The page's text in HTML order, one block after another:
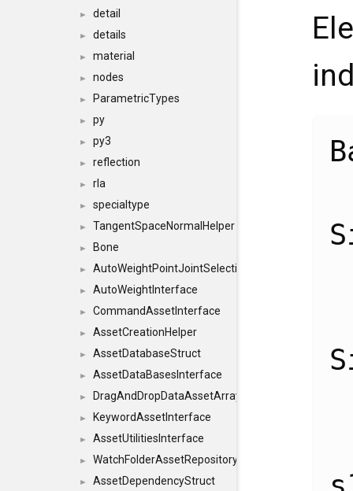
► detail
► details
► material
► nodes
► ParametricTypes
► py
► py3
► reflection
► rla
► specialtype
► TangentSpaceNormalHelper
► Bone
► AutoWeightPointJointSelections
► AutoWeightInterface
► CommandAssetInterface
► AssetCreationHelper
► AssetDatabaseStruct
► AssetDataBasesInterface
► DragAndDropDataAssetArray
► KeywordAssetInterface
► AssetUtilitiesInterface
► WatchFolderAssetRepositoryInterface
► AssetDependencyStruct